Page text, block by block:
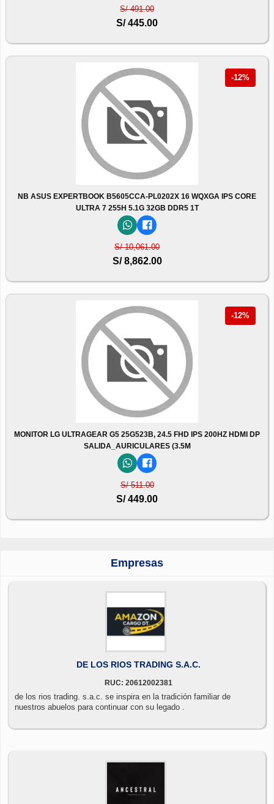
S/ 491.00
S/ 445.00
-12%
NB ASUS EXPERTBOOK B5605CCA-PL0202X 16 WQXGA IPS CORE
ULTRA 7 255H 5.1G 32GB DDR5 1T
S/ 10,061.00
S/ 8,862.00
-12%
MONITOR LG ULTRAGEAR G5 25G523B, 24.5 FHD IPS 200HZ HDMI DP
SALIDA_AURICULARES (3.5M
S/ 511.00
S/ 449.00
Empresas
DE LOS RIOS TRADING S.A.C.
RUC: 20612002381
de los rios trading. s.a.c. se inspira en la tradición familiar de
nuestros abuelos para continuar con su legado .